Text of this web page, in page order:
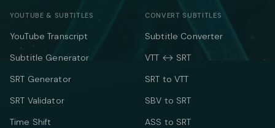
YOUTUBE & SUBTITLES
YouTube Transcript
Subtitle Generator
SRT Generator
SRT Validator
Time Shift
CONVERT SUBTITLES
Subtitle Converter
VTT ↔ SRT
SRT to VTT
SBV to SRT
ASS to SRT